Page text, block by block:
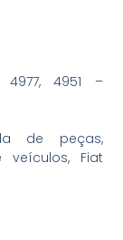
4977, 4951 –
de peças,
veículos, Fiat